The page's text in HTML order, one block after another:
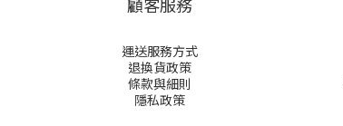
運送服務方式
退換貨政策
條款與細則
隱私政策